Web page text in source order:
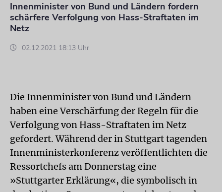
Innenminister von Bund und Ländern fordern
schärfere Verfolgung von Hass-Straftaten im
Netz
02.12.2021 18:13 Uhr
Die Innenminister von Bund und Ländern
haben eine Verschärfung der Regeln für die
Verfolgung von Hass-Straftaten im Netz
gefordert. Während der in Stuttgart tagenden
Innenministerkonferenz veröffentlichten die
Ressortchefs am Donnerstag eine
»Stuttgarter Erklärung«, die symbolisch in